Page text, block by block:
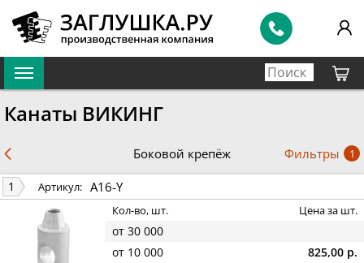
Канаты ВИКИНГ
Боковой крепёж Фильтры 1
1 Артикул: A16-Y
Кол-во, шт. Цена за шт.
от 30 000
от 10 000
825,00 р.